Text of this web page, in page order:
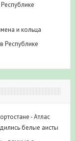
и кольца
Республике
- Атлас
белые аисты